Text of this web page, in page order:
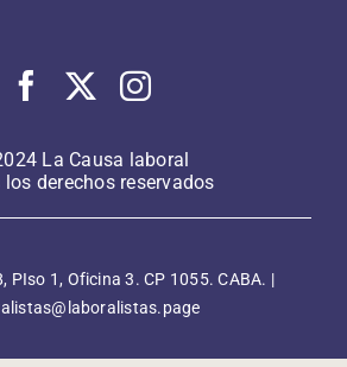
La Causa laboral
los derechos reservados
PIso 1, Oficina 3. CP 1055. CABA. |